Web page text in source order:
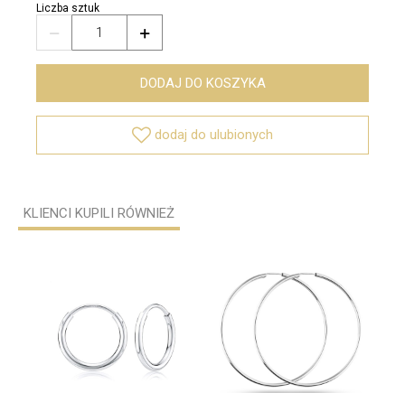
Liczba sztuk
 
DODAJ DO KOSZYKA
 dodaj do ulubionych
KLIENCI KUPILI RÓWNIEŻ